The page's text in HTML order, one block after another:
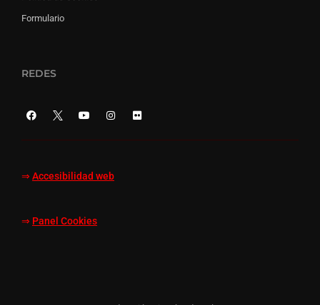
Formulario
REDES
⇒ Accesibilidad web
⇒ Panel Cookies